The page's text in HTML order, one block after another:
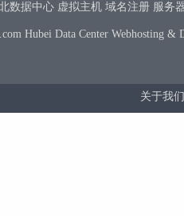
数据中心 虚拟主机 域名注册 服务
Hubei Data Center Webhosting &
关于我们